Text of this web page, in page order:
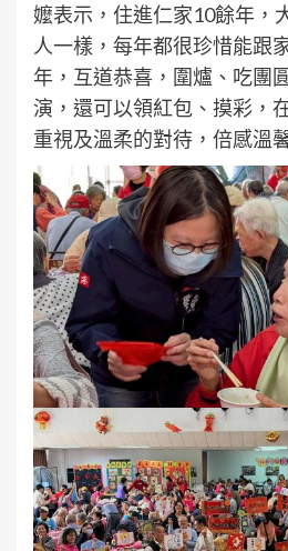
嬤表示，住進仁家10餘年，
人一樣，每年都很珍惜能跟
年，互道恭喜，圍爐、吃團
演，還可以領紅包、摸彩，
重視及溫柔的對待，倍感溫